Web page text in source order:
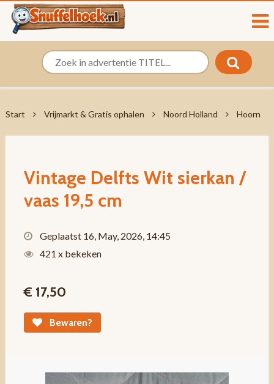
Start Vrijmarkt & Gratis ophalen Noord Holland Hoorn
Vintage Delfts Wit sierkan /
vaas 19,5 cm
Geplaatst 16, May, 2026, 14:45
421 x bekeken
€ 17,50
Bewaren?